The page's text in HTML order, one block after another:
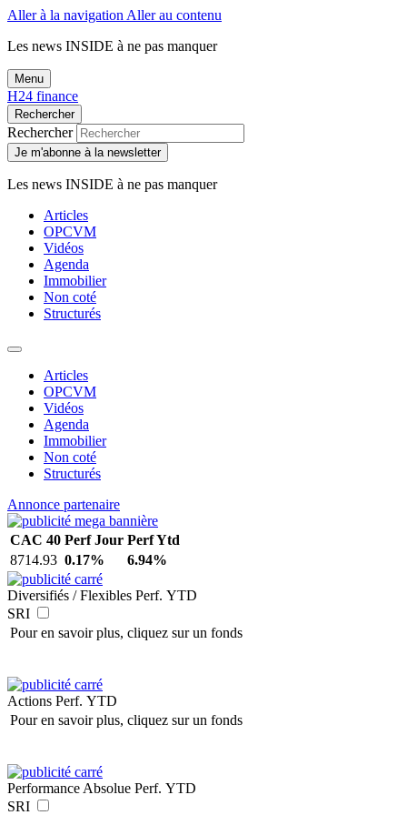
Aller à la navigation Aller au contenu
Les news INSIDE à ne pas manquer
Menu
H24 finance
Rechercher
Rechercher
Je m'abonne à la newsletter
Les news INSIDE à ne pas manquer
Articles
OPCVM
Vidéos
Agenda
Immobilier
Non coté
Structurés
Articles
OPCVM
Vidéos
Agenda
Immobilier
Non coté
Structurés
Annonce partenaire
CAC 40 Perf Jour Perf Ytd
8714.93 0.17% 6.94%
Diversifiés / Flexibles Perf. YTD
SRI
Pour en savoir plus, cliquez sur un fonds
Actions Perf. YTD
Pour en savoir plus, cliquez sur un fonds
Performance Absolue Perf. YTD
SRI